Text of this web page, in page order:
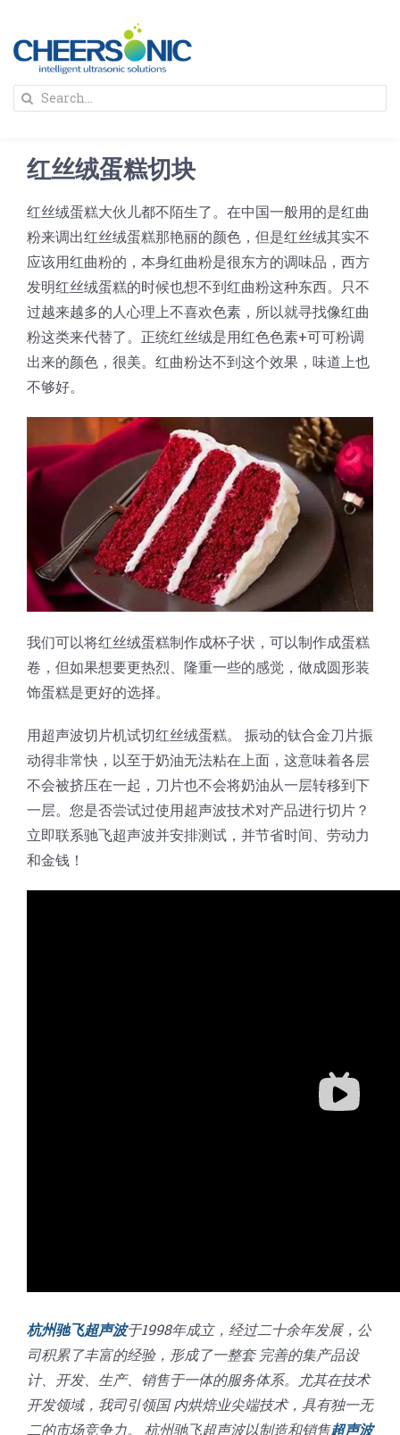
content
解决方案
蛋糕切割机
圆蛋糕切割机
蛋糕切块机
蛋糕切片机
三角蛋糕切割机
奶酪切片
圆形奶酪切片
块状奶酪切片
条状奶酪切片
挤出奶酪切片
三明治/披萨/寿司切割
披萨切割机
三明治切割机
寿司切割机
面团
常温面团切割
冷冻面团切割
糕点/糖果
牛轧糖切割
阿胶糕切片
谷物棒切割
宠物食品
超声波设备
公司新闻
关于我们
人才招聘
联系我们
Search
红丝绒蛋糕切块
红丝绒蛋糕大伙儿都不陌生了。在中国一般用的是红曲
粉来调出红丝绒蛋糕那艳丽的颜色，但是红丝绒其实不
应该用红曲粉的，本身红曲粉是很东方的调味品，西方
发明红丝绒蛋糕的时候也想不到红曲粉这种东西。只不
过越来越多的人心理上不喜欢色素，所以就寻找像红曲
粉这类来代替了。正统红丝绒是用红色色素+可可粉调
出来的颜色，很美。红曲粉达不到这个效果，味道上也
不够好。
我们可以将红丝绒蛋糕制作成杯子状，可以制作成蛋糕
卷，但如果想要更热烈、隆重一些的感觉，做成圆形装
饰蛋糕是更好的选择。
用超声波切片机试切红丝绒蛋糕。 振动的钛合金刀片振
动得非常快，以至于奶油无法粘在上面，这意味着各层
不会被挤压在一起，刀片也不会将奶油从一层转移到下
一层。您是否尝试过使用超声波技术对产品进行切片？
立即联系驰飞超声波并安排测试，并节省时间、劳动力
和金钱！
杭州驰飞超声波于1998年成立，经过二十余年发展，公
司积累了丰富的经验，形成了一整套 完善的集产品设
计、开发、生产、销售于一体的服务体系。尤其在技术
开发领域，我司引领国 内烘焙业尖端技术，具有独一无
二的市场竞争力。 杭州驰飞超声波以制造和销售超声波